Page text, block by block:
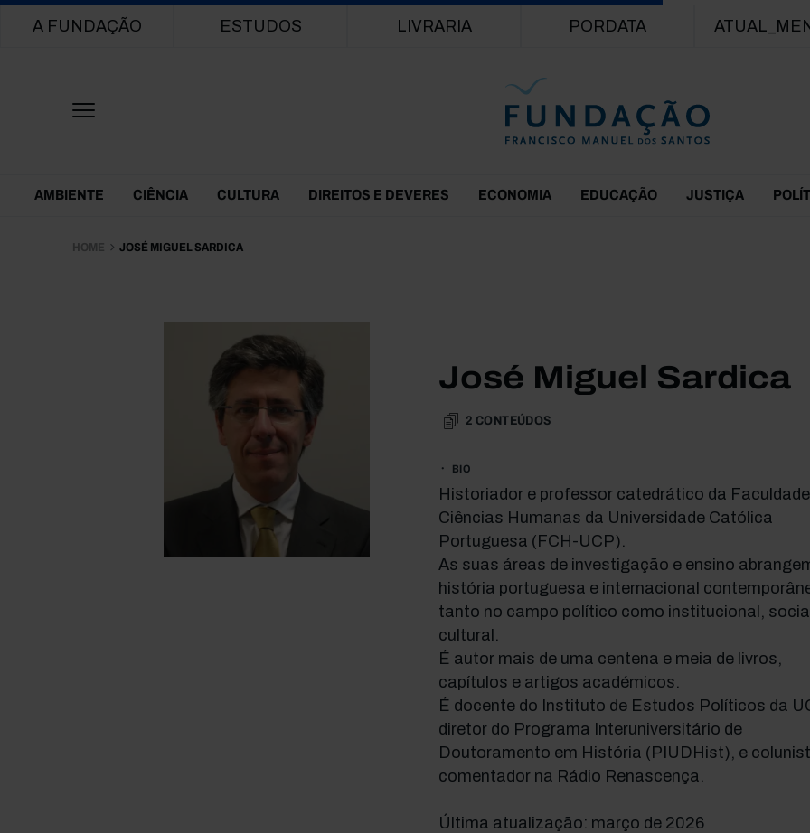
Main navigation
A FUNDAÇÃO ESTUDOS LIVRARIA PORDATA
Themes Menu
AMBIENTE CIÊNCIA CULTURA DIREITOS E DEVERES ECONOMIA EDUCAÇÃO JUSTIÇA
HOME JOSÉ MIGUEL SARDICA
José Miguel Sardica
2 CONTEÚDOS
BIO
Historiador e professor catedrático da
Ciências Humanas da Universidade Católica
Portuguesa (FCH-UCP).
As suas áreas de investigação e ensino
história portuguesa e internacional
tanto no campo político como institucional,
cultural.
É autor mais de uma centena e meia de livros,
capítulos e artigos académicos.
É docente do Instituto de Estudos Políticos da
diretor do Programa Interuniversitário de
Doutoramento em História (PIUDHist), e
comentador na Rádio Renascença.
Última atualização: março de 2026